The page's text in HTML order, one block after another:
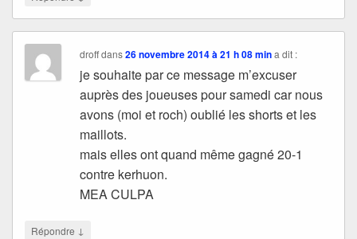
droffdans26 novembre 2014 à 21 h 08 min a dit :
je souhaite par ce message m’excuser
auprès des joueuses pour samedi car nous
avons (moi et roch) oublié les shorts et les
maillots.
mais elles ont quand même gagné 20-1
contre kerhuon.
MEA CULPA
Répondre ↓